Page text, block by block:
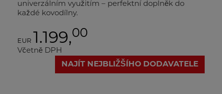
univerzálním využitím – perfektní doplněk do
každé kovodílny.
EUR 1.199,00
Včetně DPH
NAJÍT NEJBLIŽŠÍHO DODAVATELE